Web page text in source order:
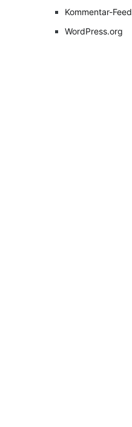
Kommentar-Feed
WordPress.org